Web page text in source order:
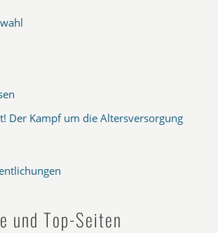
Der Kampf um die Altersversorgung
und Top-Seiten